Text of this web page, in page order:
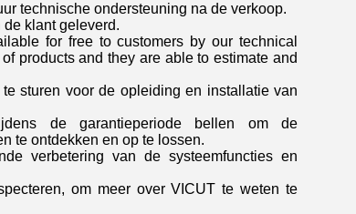
technische ondersteuning na de verkoop.
klant geleverd.
for free to customers by our technical
products and they are able to estimate and
sturen voor de opleiding en installatie van
de garantieperiode bellen om de
te ontdekken en op te lossen.
verbetering van de systeemfuncties en
om meer over VICUT te weten te